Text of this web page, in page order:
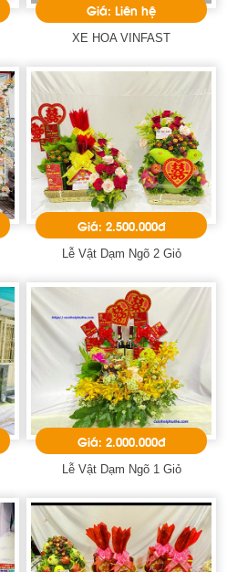
Giá: Liên hệ
XE HOA VINFAST
Giá: 2.500.000đ
Lễ Vật Dạm Ngõ 2 Giỏ
Giá: 2.000.000đ
Lễ Vật Dạm Ngõ 1 Giỏ